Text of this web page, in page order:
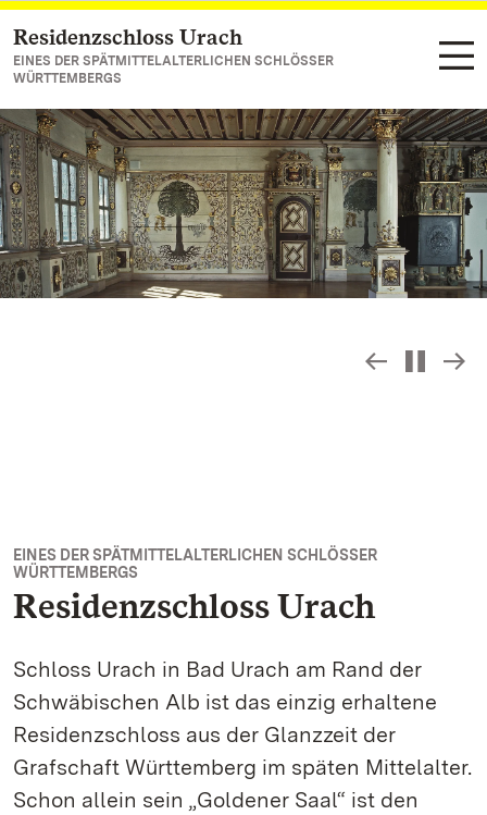
Zum Hauptinhalt springen
Residenzschloss Urach
EINES DER SPÄTMITTELALTERLICHEN SCHLÖSSER
WÜRTTEMBERGS
EINES DER SPÄTMITTELALTERLICHEN SCHLÖSSER
WÜRTTEMBERGS
Residenzschloss Urach
Schloss Urach in Bad Urach am Rand der
Schwäbischen Alb ist das einzig erhaltene
Residenzschloss aus der Glanzzeit der
Grafschaft Württemberg im späten Mittelalter.
Schon allein sein „Goldener Saal“ ist den